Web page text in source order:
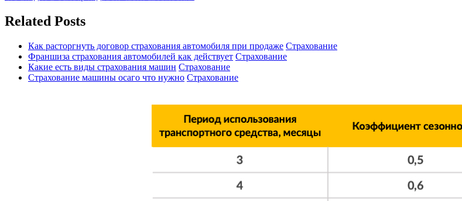
по
записям
Related Posts
Как расторгнуть договор страхования автомобиля при продаже Страхование
Франшиза страхования автомобилей как действует Страхование
Какие есть виды страхования машин Страхование
Страхование машины осаго что нужно Страхование